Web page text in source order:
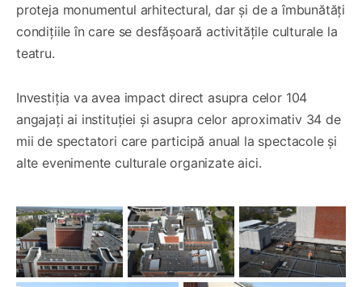
proteja monumentul arhitectural, dar și de a îmbunătăți
condițiile în care se desfășoară activitățile culturale la
teatru.
Investiția va avea impact direct asupra celor 104
angajați ai instituției și asupra celor aproximativ 34 de
mii de spectatori care participă anual la spectacole și
alte evenimente culturale organizate aici.